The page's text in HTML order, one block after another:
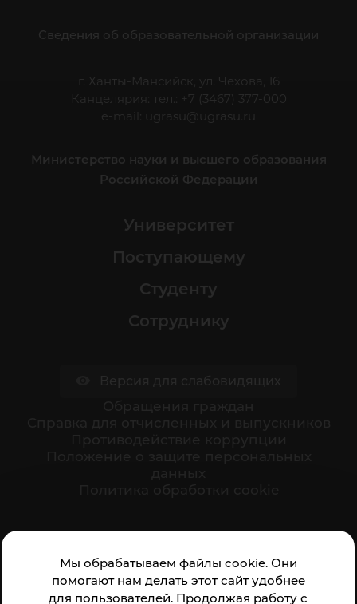
Мы обрабатываем файлы cookie. Они
помогают нам делать этот сайт удобнее
для пользователей. Продолжая работу с
Сведения об образовательной организации
г. Ханты-Мансийск, ул. Чехова, 16
Канцелярия: тел.: +7 (3467) 377-000
e-mail:
ugrasu@ugrasu.ru
Министерство науки и высшего образования
Российской Федерации
Университет
Поступающему
Студенту
Сотруднику
организации: